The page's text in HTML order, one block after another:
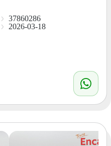
37860286
2026-03-18